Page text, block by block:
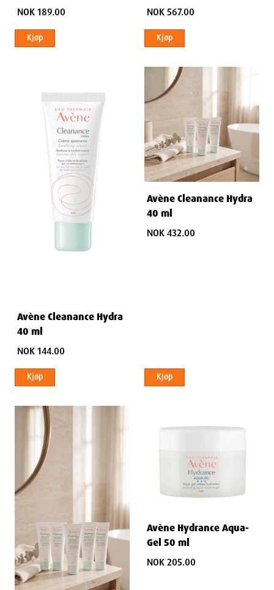
NOK 189.00
Kjøp
NOK 567.00
Kjøp
Avène Cleanance Hydra
40 ml
NOK 144.00
Kjøp
Avène Cleanance Hydra
40 ml
NOK 432.00
Kjøp
Avène Hydrance Aqua-
Gel 50 ml
NOK 205.00